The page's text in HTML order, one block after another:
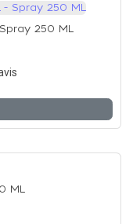
250 ML
ML